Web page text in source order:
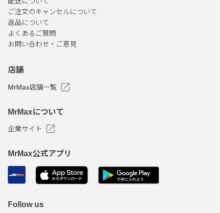
ご注文のキャンセルについて
返品について
よくあるご質問
お問い合わせ・ご意見
店舗
MrMax店舗一覧
MrMaxについて
企業サイト
MrMax公式アプリ
Follow us